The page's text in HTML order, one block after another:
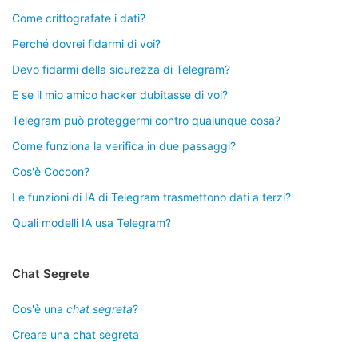
Come crittografate i dati?
Perché dovrei fidarmi di voi?
Devo fidarmi della sicurezza di Telegram?
E se il mio amico hacker dubitasse di voi?
Telegram può proteggermi contro qualunque cosa?
Come funziona la verifica in due passaggi?
Cos'è Cocoon?
Le funzioni di IA di Telegram trasmettono dati a terzi?
Quali modelli IA usa Telegram?
Chat Segrete
Cos'è una chat segreta?
Creare una chat segreta